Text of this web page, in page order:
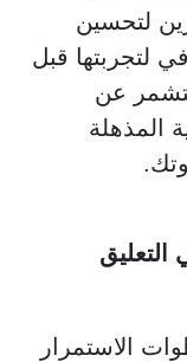
على أفضل 5 تمارين لتحسين
لتجربتها قبل
عن
المذهلة
التعليق
الاستمرار